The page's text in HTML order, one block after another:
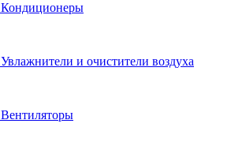
Кондиционеры
Увлажнители и очистители воздуха
Вентиляторы